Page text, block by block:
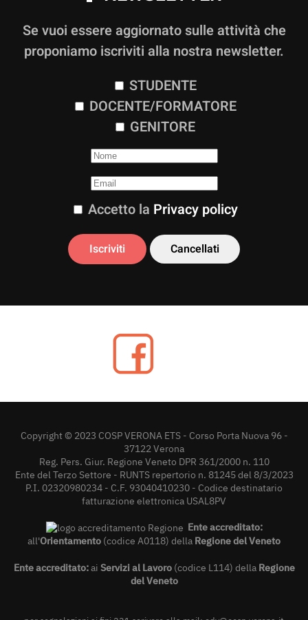
Se vuoi essere aggiornato sulle attività che
proponiamo iscriviti alla nostra newsletter.
STUDENTE
DOCENTE/FORMATORE
GENITORE
Accetto la Privacy policy
Copyright © 2023 COSP VERONA ETS - Corso Porta Nuova 96 -
37122 Verona
Reg. Pers. Giur. Regione Veneto DPR 361/2000 n. 110
Ente del Terzo Settore - RUNTS repertorio n. 81245 del 8/3/2023
P.I. 02320980234 - C.F. 93040410230 - Codice destinatario
fatturazione elettronica USAL8PV
Ente accreditato:
all'Orientamento (codice A0118) della Regione del Veneto
Ente accreditato:ai Servizi al Lavoro(codice L114) della Regione
del Veneto